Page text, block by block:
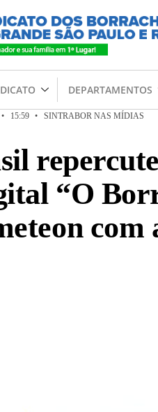
DEPARTAMENTOS
• 15:59 • SINTRABOR NAS MÍDIAS
“O